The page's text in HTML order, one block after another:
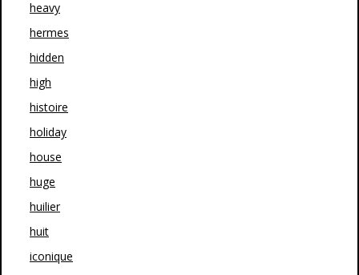
heavy
hermes
hidden
high
histoire
holiday
house
huge
huilier
huit
iconique